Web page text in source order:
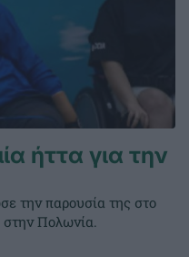
ήττα για την
την παρουσία της στο
Πολωνία.